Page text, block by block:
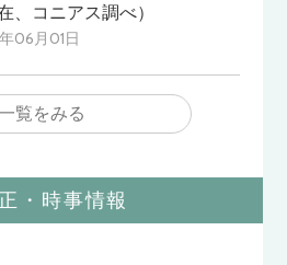
、コニアス調べ）
06月01日
覧をみる
・時事情報